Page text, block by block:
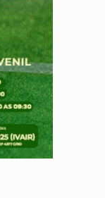
audiência pública sobre
na Policlínica
dois feridos próximo ao
câncer precisa de
por cachorrinho
para tentar localizar corpo de